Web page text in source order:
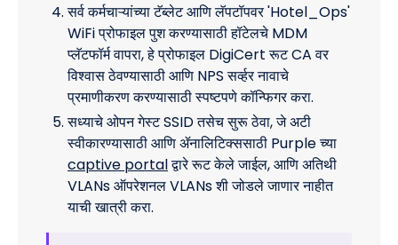
सर्व कर्मचाऱ्यांच्या टॅब्लेट आणि लॅपटॉपवर 'Hotel_Ops'
WiFi प्रोफाइल पुश करण्यासाठी हॉटेलचे MDM
प्लॅटफॉर्म वापरा, हे प्रोफाइल DigiCert रूट CA वर
विश्वास ठेवण्यासाठी आणि NPS सर्व्हर नावाचे
प्रमाणीकरण करण्यासाठी स्पष्टपणे कॉन्फिगर करा.
सध्याचे ओपन गेस्ट SSID तसेच सुरू ठेवा, जे अटी
स्वीकारण्यासाठी आणि ॲनालिटिक्ससाठी Purple च्या
captive portalद्वारे रूट केले जाईल, आणि अतिथी
VLANs ऑपरेशनल VLANs शी जोडले जाणार नाहीत
याची खात्री करा.